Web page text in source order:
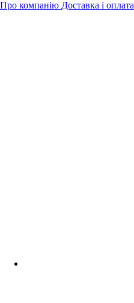
Про компанію Доставка і оплата